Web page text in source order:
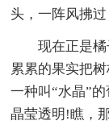
头，一阵风拂过
现在正是
累累的果实把
一种叫“水晶”
晶莹透明!瞧，